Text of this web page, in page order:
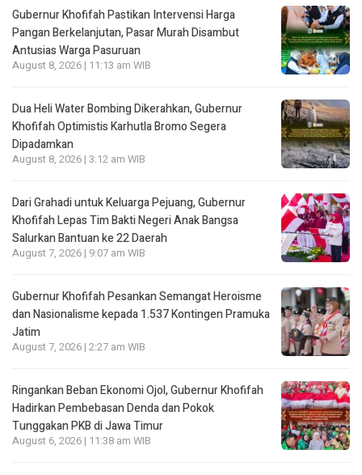
Gubernur Khofifah Pastikan Intervensi Harga
Pangan Berkelanjutan, Pasar Murah Disambut
Antusias Warga Pasuruan
August 8, 2026 | 11:13 am WIB
Dua Heli Water Bombing Dikerahkan, Gubernur
Khofifah Optimistis Karhutla Bromo Segera
Dipadamkan
August 8, 2026 | 3:12 am WIB
Dari Grahadi untuk Keluarga Pejuang, Gubernur
Khofifah Lepas Tim Bakti Negeri Anak Bangsa
Salurkan Bantuan ke 22 Daerah
August 7, 2026 | 9:07 am WIB
Gubernur Khofifah Pesankan Semangat Heroisme
dan Nasionalisme kepada 1.537 Kontingen Pramuka
Jatim
August 7, 2026 | 2:27 am WIB
Ringankan Beban Ekonomi Ojol, Gubernur Khofifah
Hadirkan Pembebasan Denda dan Pokok
Tunggakan PKB di Jawa Timur
August 6, 2026 | 11:38 am WIB